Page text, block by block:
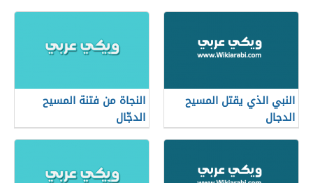
النبي الذي يقتل المسيح
الدجال
النجاة من فتنة المسيح
الدجّال